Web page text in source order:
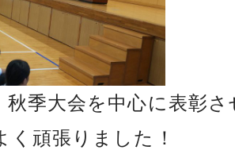
秋季大会を中心に表彰
く頑張りました！